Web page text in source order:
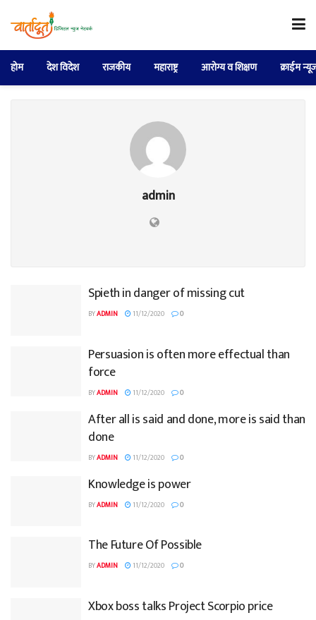
होम देश विदेश राजकीय महाराष्ट्र आरोग्य व शिक्षण क्राईम
admin
Spieth in danger of missing cut
BYADMIN 11/12/2020 0
Persuasion is often more effectual than
force
BYADMIN 11/12/2020 0
After all is said and done, more is said than
done
BYADMIN 11/12/2020 0
Knowledge is power
BYADMIN 11/12/2020 0
The Future Of Possible
BYADMIN 11/12/2020 0
Xbox boss talks Project Scorpio price